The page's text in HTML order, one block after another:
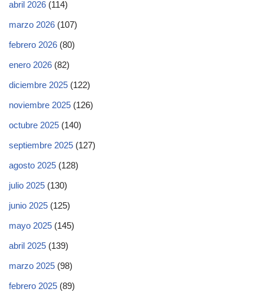
abril 2026 (114)
marzo 2026 (107)
febrero 2026 (80)
enero 2026 (82)
diciembre 2025 (122)
noviembre 2025 (126)
octubre 2025 (140)
septiembre 2025 (127)
agosto 2025 (128)
julio 2025 (130)
junio 2025 (125)
mayo 2025 (145)
abril 2025 (139)
marzo 2025 (98)
febrero 2025 (89)